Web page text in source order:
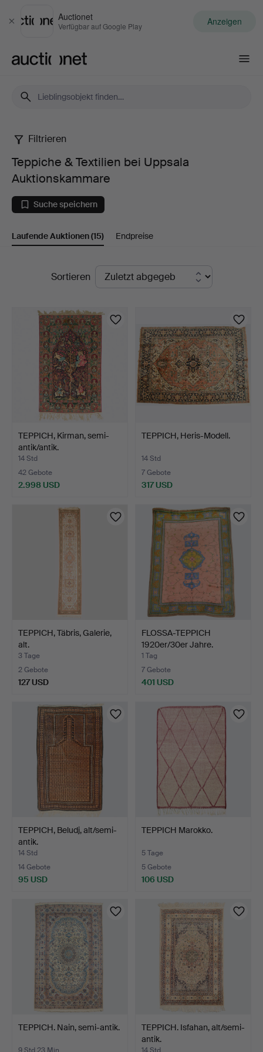
Schließen
Auctionet
Verfügbar auf Google Play Anzeigen
Teppiche
Textilien
bei
Auktionskammare
Filtrieren
Teppiche & Textilien bei Uppsala
Auktionskammare
Suche speichern
Laufende Auktionen(15) Endpreise
LaufendeSortieren
TEPPICH, Kirman, semi-
antik/antik.
14 Std
42 Gebote
2.998 USD
TEPPICH, Heris-Modell.
14 Std
7 Gebote
317 USD
TEPPICH, Täbris, Galerie,
alt.
3 Tage
2 Gebote
127 USD
FLOSSA-TEPPICH
1920er/30er Jahre.
1 Tag
7 Gebote
401 USD
TEPPICH, Beludj, alt/semi-
antik.
14 Std
14 Gebote
95 USD
TEPPICH Marokko.
5 Tage
5 Gebote
106 USD
TEPPICH. Nain, semi-antik.
9 Std 23 Min
TEPPICH. Isfahan, alt/semi-
antik.
14 Std